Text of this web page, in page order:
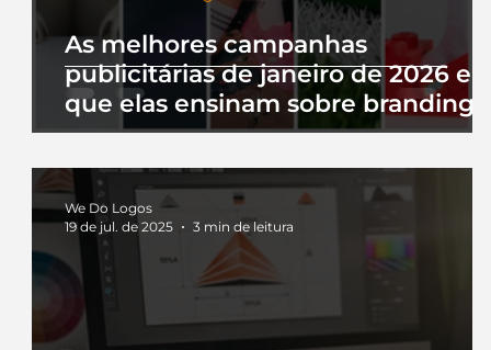
As melhores campanhas
publicitárias de janeiro de 2026 e
que elas ensinam sobre branding
We Do Logos
19 de jul. de 2025
3 min de leitura